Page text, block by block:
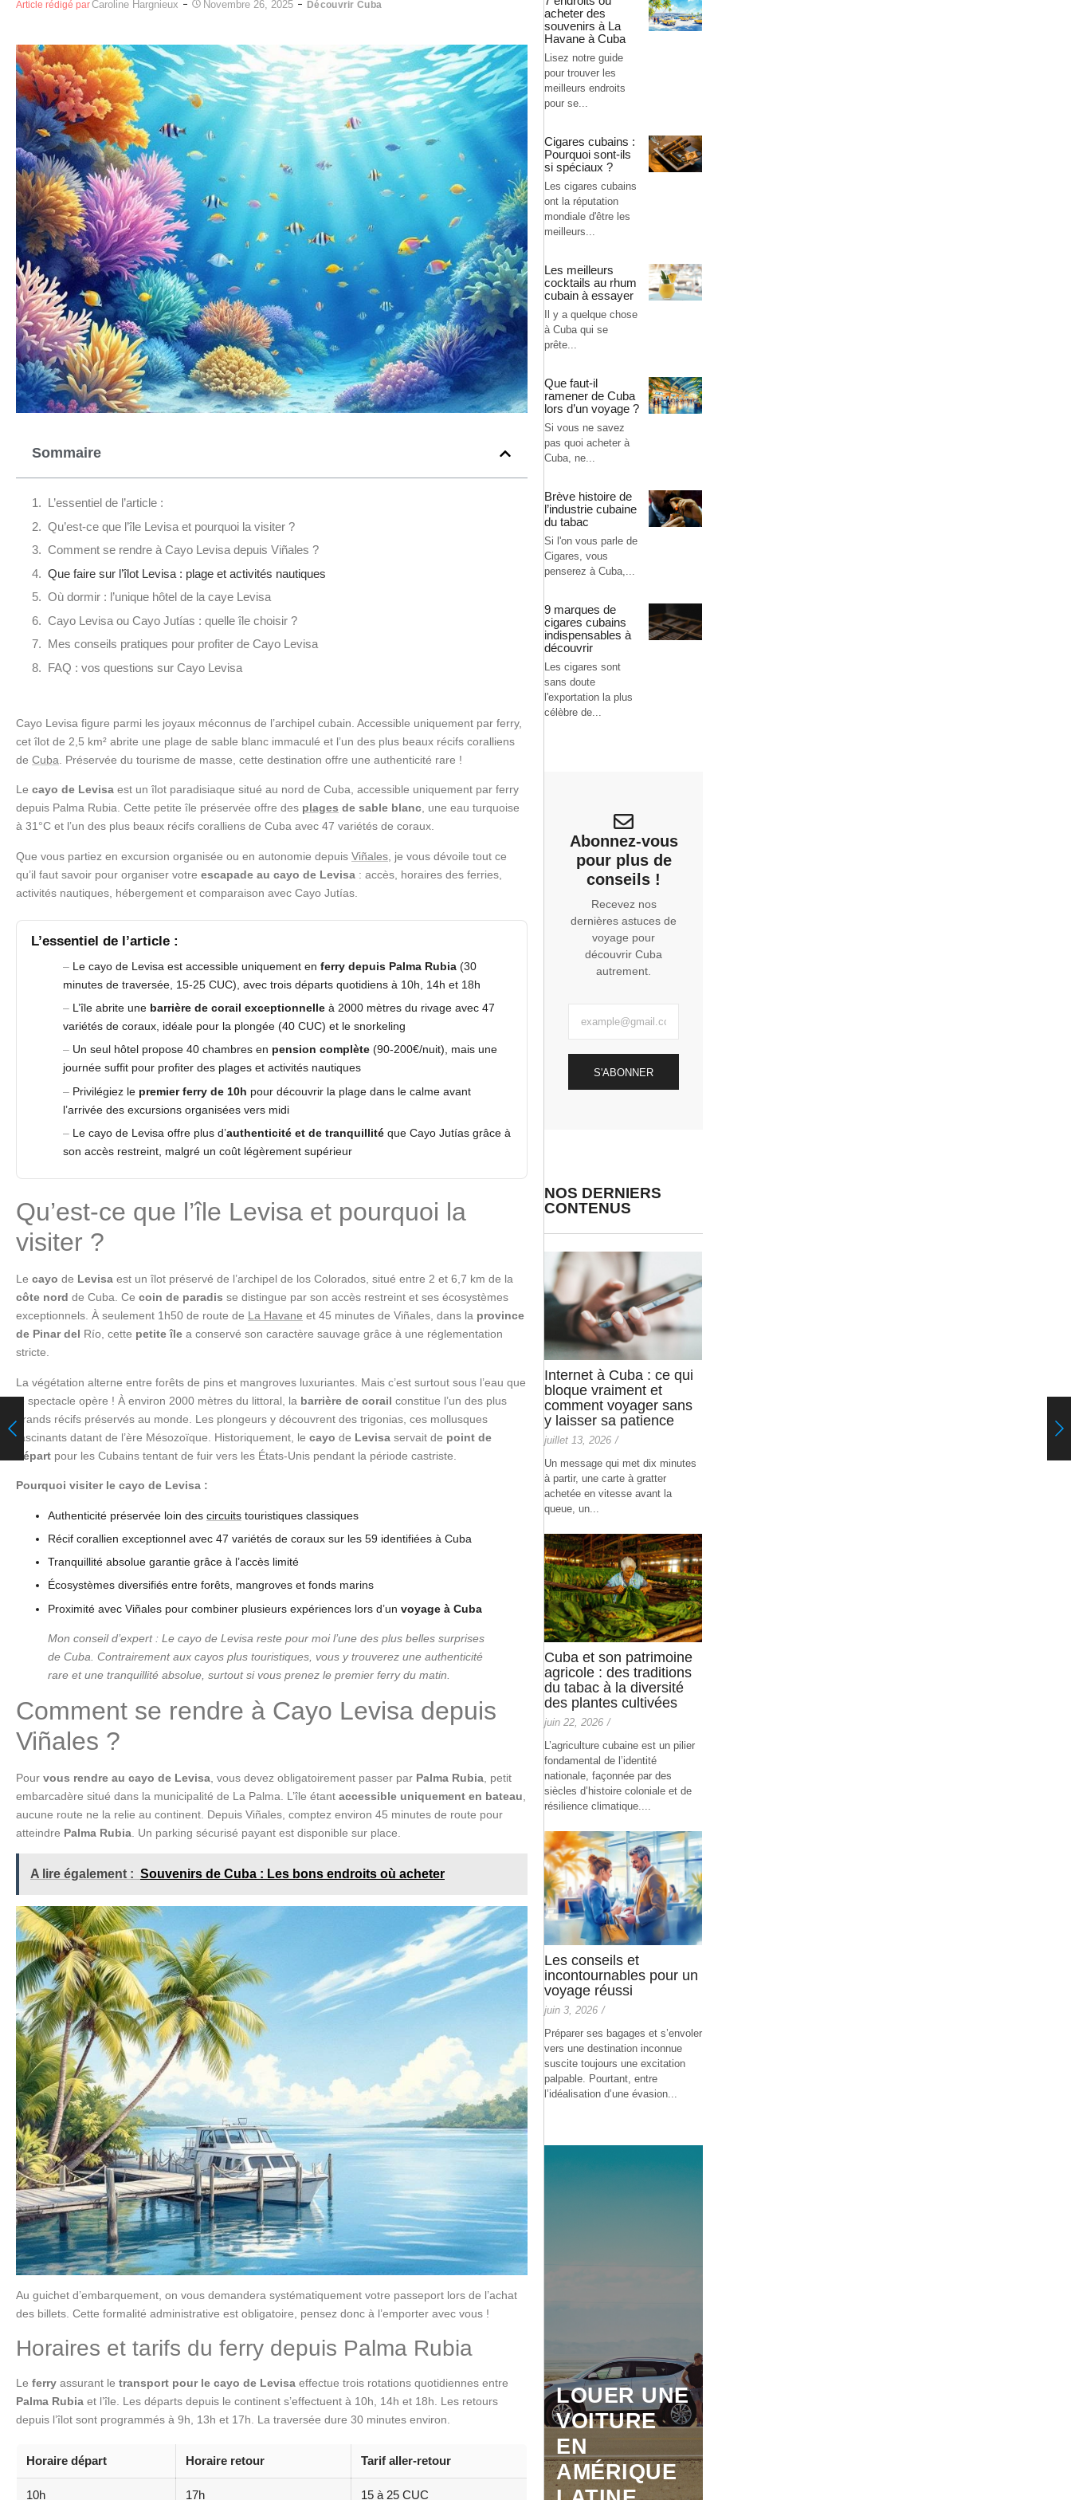
Article rédigé parCaroline Hargnieux Novembre 26, 2025 Découvrir Cuba
Sommaire
L’essentiel de l’article :
Qu’est-ce que l’île Levisa et pourquoi la visiter ?
Comment se rendre à Cayo Levisa depuis Viñales ?
Que faire sur l’îlot Levisa : plage et activités nautiques
Où dormir : l’unique hôtel de la caye Levisa
Cayo Levisa ou Cayo Jutías : quelle île choisir ?
Mes conseils pratiques pour profiter de Cayo Levisa
FAQ : vos questions sur Cayo Levisa
Cayo Levisa figure parmi les joyaux méconnus de l’archipel cubain. Accessible uniquement par ferry,
cet îlot de 2,5 km² abrite une plage de sable blanc immaculé et l’un des plus beaux récifs coralliens
de Cuba . Préservée du tourisme de masse, cette destination offre une authenticité rare !
Le cayo de Levisa est un îlot paradisiaque situé au nord de Cuba, accessible uniquement par ferry
depuis Palma Rubia. Cette petite île préservée offre des plages de sable blanc, une eau turquoise
à 31°C et l’un des plus beaux récifs coralliens de Cuba avec 47 variétés de coraux.
Que vous partiez en excursion organisée ou en autonomie depuis Viñales , je vous dévoile tout ce
qu’il faut savoir pour organiser votre escapade au cayo de Levisa : accès, horaires des ferries,
activités nautiques, hébergement et comparaison avec Cayo Jutías.
L’essentiel de l’article :
Le cayo de Levisa est accessible uniquement en ferry depuis Palma Rubia (30
minutes de traversée, 15-25 CUC), avec trois départs quotidiens à 10h, 14h et 18h
L’île abrite une barrière de corail exceptionnelle à 2000 mètres du rivage avec 47
variétés de coraux, idéale pour la plongée (40 CUC) et le snorkeling
Un seul hôtel propose 40 chambres en pension complète (90-200€/nuit), mais une
journée suffit pour profiter des plages et activités nautiques
Privilégiez le premier ferry de 10h pour découvrir la plage dans le calme avant
l’arrivée des excursions organisées vers midi
Le cayo de Levisa offre plus d’authenticité et de tranquillité que Cayo Jutías grâce à
son accès restreint, malgré un coût légèrement supérieur
Qu’est-ce que l’île Levisa et pourquoi la
visiter ?
Le cayo de Levisa est un îlot préservé de l’archipel de los Colorados, situé entre 2 et 6,7 km de la
côte nord de Cuba. Ce coin de paradis se distingue par son accès restreint et ses écosystèmes
exceptionnels. À seulement 1h50 de route de La Havane et 45 minutes de Viñales, dans la province
de Pinar del Río, cette petite île a conservé son caractère sauvage grâce à une réglementation
stricte.
La végétation alterne entre forêts de pins et mangroves luxuriantes. Mais c’est surtout sous l’eau que
le spectacle opère ! À environ 2000 mètres du littoral, la barrière de corail constitue l’un des plus
grands récifs préservés au monde. Les plongeurs y découvrent des trigonias, ces mollusques
fascinants datant de l’ère Mésozoïque. Historiquement, le cayo de Levisa servait de point de
départ pour les Cubains tentant de fuir vers les États-Unis pendant la période castriste.
Pourquoi visiter le cayo de Levisa :
Authenticité préservée loin des circuits touristiques classiques
Récif corallien exceptionnel avec 47 variétés de coraux sur les 59 identifiées à Cuba
Tranquillité absolue garantie grâce à l’accès limité
Écosystèmes diversifiés entre forêts, mangroves et fonds marins
Proximité avec Viñales pour combiner plusieurs expériences lors d’un voyage à Cuba
Mon conseil d’expert : Le cayo de Levisa reste pour moi l’une des plus belles surprises
de Cuba. Contrairement aux cayos plus touristiques, vous y trouverez une authenticité
rare et une tranquillité absolue, surtout si vous prenez le premier ferry du matin.
Comment se rendre à Cayo Levisa depuis
Viñales ?
Pour vous rendre au cayo de Levisa , vous devez obligatoirement passer par Palma Rubia , petit
embarcadère situé dans la municipalité de La Palma. L’île étant accessible uniquement en bateau
aucune route ne la relie au continent. Depuis Viñales, comptez environ 45 minutes de route pour
atteindre Palma Rubia . Un parking sécurisé payant est disponible sur place.
A lire également : Souvenirs de Cuba : Les bons endroits où acheter
Au guichet d’embarquement, on vous demandera systématiquement votre passeport lors de l’achat
des billets. Cette formalité administrative est obligatoire, pensez donc à l’emporter avec vous !
Horaires et tarifs du ferry depuis Palma Rubia
Le ferry assurant le transport pour le cayo de Levisa effectue trois rotations quotidiennes entre
Palma Rubia et l’île. Les départs depuis le continent s’effectuent à 10h, 14h et 18h. Les retours
depuis l’îlot sont programmés à 9h, 13h et 17h. La traversée dure 30 minutes environ.
Horaire départ Horaire retour Tarif aller-retour
10h 17h 15 à 25 CUC
acheter des
souvenirs à La
Havane à Cuba
Lisez notre guide
pour trouver les
meilleurs endroits
pour se...
Cigares cubains :
Pourquoi sont-ils
si spéciaux ?
Les cigares cubains
ont la réputation
mondiale d'être les
meilleurs...
Les meilleurs
cocktails au rhum
cubain à essayer
Il y a quelque chose
à Cuba qui se
prête...
Que faut-il
ramener de Cuba
lors d’un voyage ?
Si vous ne savez
pas quoi acheter à
Cuba, ne...
Brève histoire de
l’industrie cubaine
du tabac
Si l'on vous parle de
Cigares, vous
penserez à Cuba,...
9 marques de
cigares cubains
indispensables à
découvrir
Les cigares sont
sans doute
l'exportation la plus
célèbre de...
Abonnez-vous
pour plus de
conseils !
Recevez nos
dernières astuces de
voyage pour
découvrir Cuba
autrement.
S'ABONNER
NOS DERNIERS
CONTENUS
Internet à Cuba : ce qui
bloque vraiment et
comment voyager sans
y laisser sa patience
juillet 13, 2026 /
Un message qui met dix minutes
à partir, une carte à gratter
achetée en vitesse avant la
queue, un...
Cuba et son patrimoine
agricole : des traditions
du tabac à la diversité
des plantes cultivées
juin 22, 2026 /
L’agriculture cubaine est un pilier
fondamental de l’identité
nationale, façonnée par des
siècles d’histoire coloniale et de
résilience climatique....
Les conseils et
incontournables pour un
voyage réussi
juin 3, 2026 /
Préparer ses bagages et s’envoler
vers une destination inconnue
suscite toujours une excitation
palpable. Pourtant, entre
l’idéalisation d’une évasion...
LOUER UNE
VOITURE
EN
AMÉRIQUE